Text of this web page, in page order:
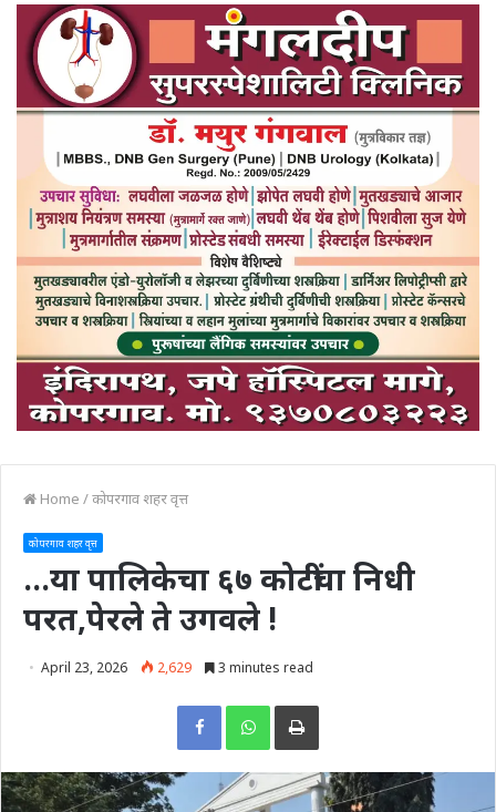
Home /कोपरगाव शहर वृत्त
कोपरगाव शहर वृत्त
…या पालिकेचा ६७ कोटींचा निधी
परत,पेरले ते उगवले !
April 23, 2026 2,629 3 minutes read
Print